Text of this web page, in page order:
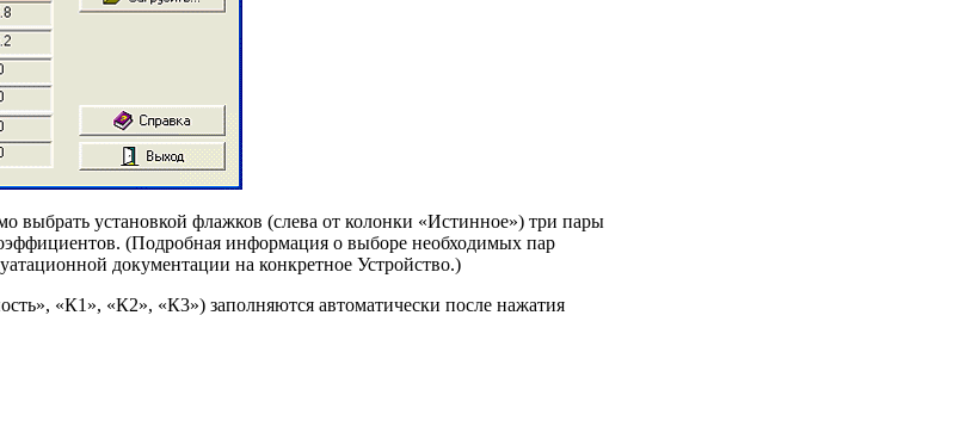
выбрать установкой флажков (слева от колонки «Истинное») три пары
(Подробная информация о выборе необходимых пар
документации на конкретное Устройство.)
«К1», «К2», «К3») заполняются автоматически после нажатия